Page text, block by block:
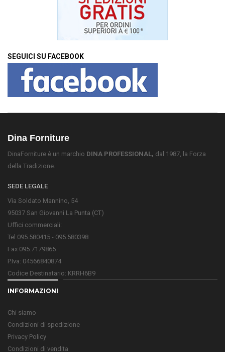
SEGUICI SU FACEBOOK
Dina Forniture
DinaForniture è un marchio DINA PROFESSIONAL, dal 1987, la Forza
della Tradizione.
SEDE LEGALE
Via Soldato Mannino, 54
95037 San Giovanni La Punta (CT)
Uffici commerciali:
Tel 095.580415 - 095.580398
Fax 095.7179865
P.Iva: 04566840874
Codice Destinatario: KRRH6B9
INFORMAZIONI
Chi siamo
Condizioni di spedizione
Privacy Policy
Condizioni di vendita